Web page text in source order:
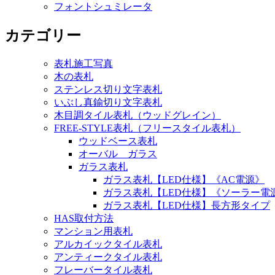
フォントシュミレータ
カテゴリー
表札施工写真
木の表札
ステンレス切り文字表札
いぶし真鍮切り文字表札
木目調タイル表札（ウッドグレイン）
FREE-STYLE表札（フリースタイル表札）
ウッドベース表札
オーバル ガラス
ガラス表札
ガラス表札【LED仕様】《AC電源》
ガラス表札【LED仕様】《ソーラー電
ガラス表札【LED仕様】長方形タイプ
HAS取付方法
マンション用表札
アルカイックタイル表札
アンティークタイル表札
フレーバータイル表札